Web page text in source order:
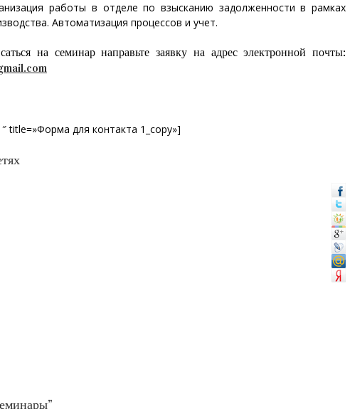
работы в отделе по взысканию задолженности в рамках
Автоматизация процессов и учет.
на семинар направьте заявку на адрес электронной почты:
title=»Форма для контакта 1_copy»]
”